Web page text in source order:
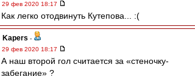
29 фев 2020 18:17
Как легко отодвинуть Кутепова... :(
Kapers -
29 фев 2020 18:17
А наш второй гол считается за «стеночку-
забегание» ?